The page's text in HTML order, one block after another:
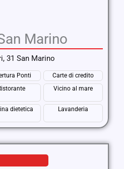
Marino
31 San Marino
Ponti
Carte di credito
Vicino al mare
dietetica Lavanderia